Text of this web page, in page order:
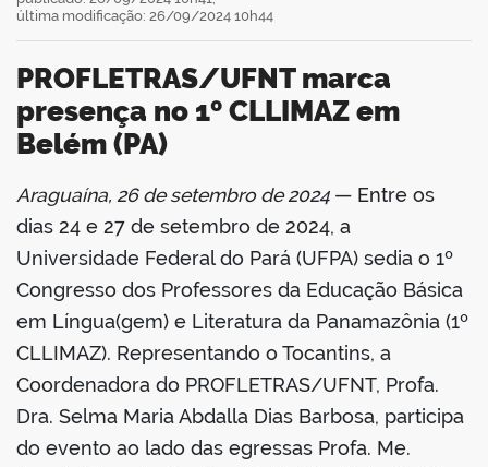
PROFLETRAS/UFNT marca
presença no 1º CLLIMAZ em
Belém (PA)
última modificação: 26/09/2024 10h44
Araguaína, 26 de setembro de 2024 — Entre os
dias 24 e 27 de setembro de 2024, a
Universidade Federal do Pará (UFPA) sedia o 1º
Congresso dos Professores da Educação Básica
em Língua(gem) e Literatura da Panamazônia (1º
CLLIMAZ). Representando o Tocantins, a
Coordenadora do PROFLETRAS/UFNT, Profa.
Dra. Selma Maria Abdalla Dias Barbosa, participa
do evento ao lado das egressas Profa. Me.